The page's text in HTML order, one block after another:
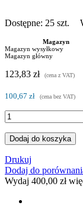
Dostępne: 25 szt.
Magazyn
Magazyn wysyłkowy
Magazyn główny
123,83 zł (cena z VAT)
100,67 zł (cena bez VAT)
Dodaj do koszyka
Drukuj
Dodaj do
Wydaj 400,00 zł